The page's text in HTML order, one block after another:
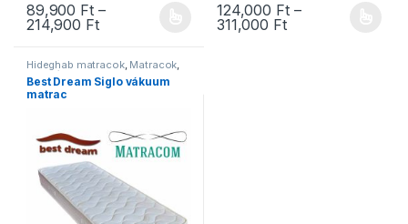
89,900 Ft –
214,900 FtÁrtartomány: 89,900 Ft - 214,900 Ft
Ennek a terméknek több variációja van. A változatok a
124,000 Ft –
311,000 FtÁrtartomány:
Ennek a terméknek több
Hideghab matracok, Matracok,
Ortopéd matracok Szivacs
matracok,Vákuum matracok
Best Dream Siglo vákuum
matrac